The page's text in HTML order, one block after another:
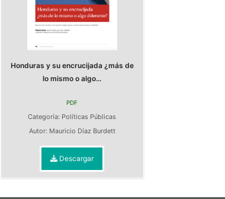
Honduras y su encrucijada ¿más de
lo mismo o algo...
PDF
Categoría: Políticas Públicas
Autor: Mauricio Díaz Burdett
Descargar